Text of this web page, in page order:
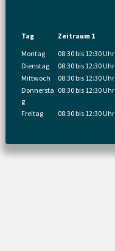
Tag Zeitraum 1
Montag
08:30 bis 12:30 Uhr
Dienstag
08:30 bis 12:30 Uhr
Mittwoch
08:30 bis 12:30 Uhr
Donnersta
g
08:30 bis 12:30 Uhr
Freitag 08:30 bis 12:30 Uhr